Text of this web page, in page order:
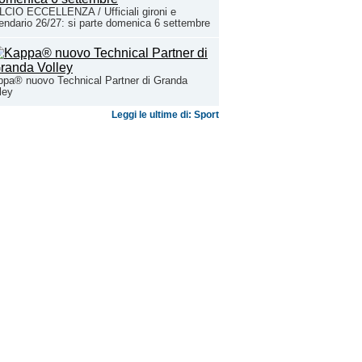
ECCELLENZA / Ufficiali gironi e
26/27: si parte domenica 6 settembre
nuovo Technical Partner di Granda
Leggi le ultime di: Sport